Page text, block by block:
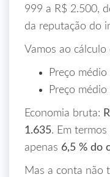
999 a R$ 2.500,
da reputação do
Vamos ao cálculo
Preço
Preço
Economia bruta:
1.635. Em
apenas 6,5 % do
Mas a conta não